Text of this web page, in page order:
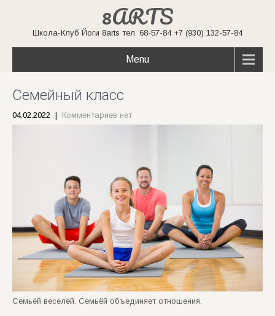
8ARTS
Школа-Клуб Йоги 8arts тел. 68-57-84 +7 (930) 132-57-84
Menu
Семейный класс
04.02.2022 | Комментариев нет
Семьёй веселей. Семьёй объединяет отношения.